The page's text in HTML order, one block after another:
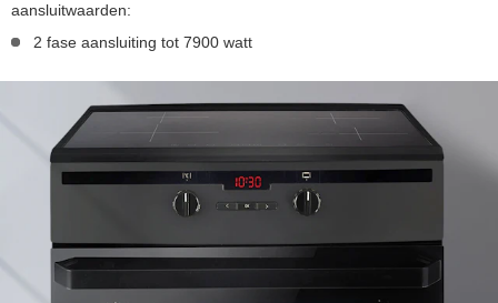
aansluitwaarden:
2 fase aansluiting tot 7900 watt